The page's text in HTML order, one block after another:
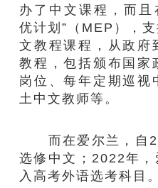
办了中文课程，而
优计划”（MEP），
文教程课程，从政府
教程，包括颁布国家
岗位、每年定期巡视
土中文教师等。
而在爱尔兰，自
选修中文；2022年
入高考外语选考科目。